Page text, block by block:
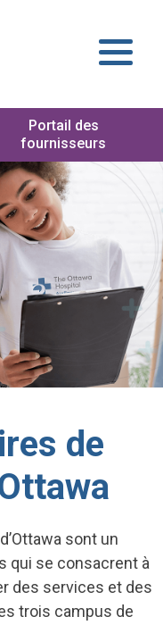
Portail des
fournisseurs
de
sont un
qui se consacrent à
des services et des
trois campus de